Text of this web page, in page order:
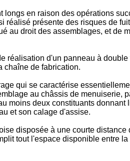
en raison des opérations
présente des risques de
au droit des assemblages, et de
réalisation d'un panneau à
chaîne de fabrication.
qui se caractérise
au châssis de menuiserie,
moins deux constituants donnant
et son calage d'assise.
disposée à une courte
tout l'espace disponible entre